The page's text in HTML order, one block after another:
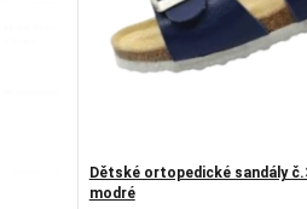
Dětské ortopedické sandály
modré